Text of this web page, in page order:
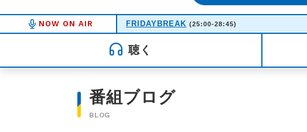
NOW ON AIR FRIDAYBREAK (25:00-28:45)
聴く
番組ブログ
BLOG